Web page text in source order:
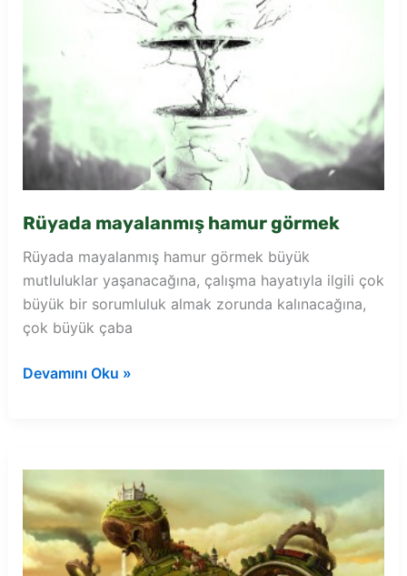
Rüyada mayalanmış hamur görmek
Rüyada mayalanmış hamur görmek büyük
mutluluklar yaşanacağına, çalışma hayatıyla ilgili çok
büyük bir sorumluluk almak zorunda kalınacağına,
çok büyük çaba
Rüyada
Devamını Oku »